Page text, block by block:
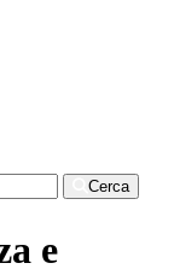
Cerca
e